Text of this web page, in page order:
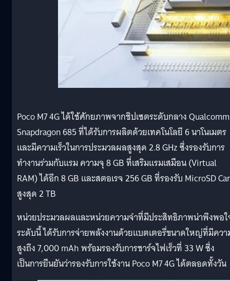
Poco M7 4G ได้ใช้ศักยภาพจากชิปเซตระดับกลาง Qualcomm
Snapdragon 685 ที่ได้รับการผลิตด้วยเทคโนโลยี 6 นาโนเมตร
และมีความเร็วในการประมวลผลสูงสุด 2.8 GHz ซึ่งรองรับการ
ทำงานร่วมกับแรม ความจุ 8 GB ที่เสริมแรมเสมือน (Virtual
RAM) ได้อีก 8 GB และสตอเรจ 256 GB ที่รองรับ MicroSD
สูงสุด 2 TB
หน่วยประมวลผลและหน่วยความจำที่มีประสิทธิภาพน่าพึงพอ
ระดับนี้ ได้รับการจ่ายพลังงานด้วยแบตเตอรี่ขนาดใหญ่ที่มีคว
สูงถึง 7,000 mAh พร้อมรองรับการชาร์จไฟเร็วที่ 33 W ซึ่ง
เป็นการยืนยันว่ารองรับการใช้งาน Poco M7 4G ได้ตลอดทั้งวัน